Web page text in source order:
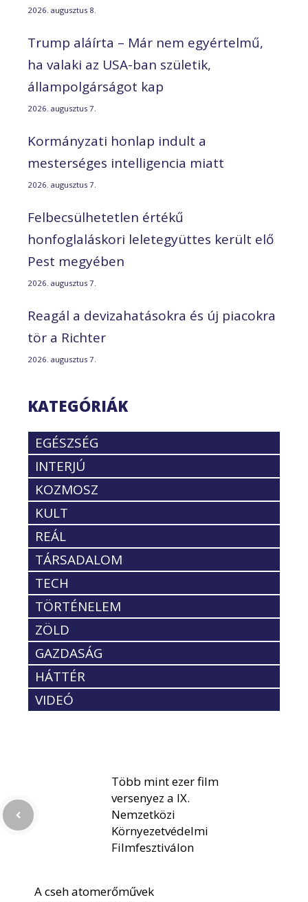
2026. augusztus 8.
Trump aláírta – Már nem egyértelmű,
ha valaki az USA-ban születik,
állampolgárságot kap
2026. augusztus 7.
Kormányzati honlap indult a
mesterséges intelligencia miatt
2026. augusztus 7.
Felbecsülhetetlen értékű
honfoglaláskori leletegyüttes került elő
Pest megyében
2026. augusztus 7.
Reagál a devizahatásokra és új piacokra
tör a Richter
2026. augusztus 7.
KATEGÓRIÁK
EGÉSZSÉG
INTERJÚ
KOZMOSZ
KULT
REÁL
TÁRSADALOM
TECH
TÖRTÉNELEM
ZÖLD
GAZDASÁG
HÁTTÉR
VIDEÓ
Több mint ezer film
versenyez a IX.
Nemzetközi
Környezetvédelmi
Filmfesztiválon
A cseh atomerőművek